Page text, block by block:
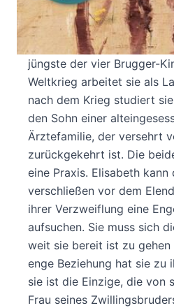
Der neue große Roman
die es „versteht, den Leser
Sebastian Fasthuber,
jüngste der vier Brugger-
Weltkrieg arbeitet sie als
nach dem Krieg studiert
den Sohn einer
Ärztefamilie, der versehrt
zurückgekehrt ist. Die
eine Praxis. Elisabeth kann
verschließen vor dem
ihrer Verzweiflung eine
aufsuchen. Sie muss sich
weit sie bereit ist zu
enge Beziehung hat sie zu
sie ist die Einzige, die von
Frau seines